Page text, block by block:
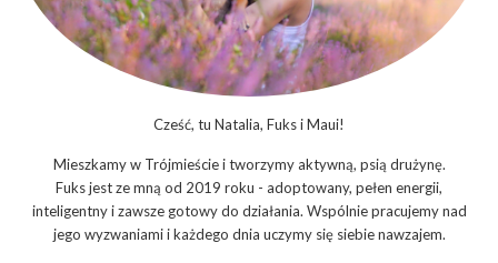
Cześć, tu Natalia, Fuks i Maui!
Mieszkamy w Trójmieście i tworzymy aktywną, psią drużynę.
Fuks jest ze mną od 2019 roku - adoptowany, pełen energii,
inteligentny i zawsze gotowy do działania. Wspólnie pracujemy nad
jego wyzwaniami i każdego dnia uczymy się siebie nawzajem.